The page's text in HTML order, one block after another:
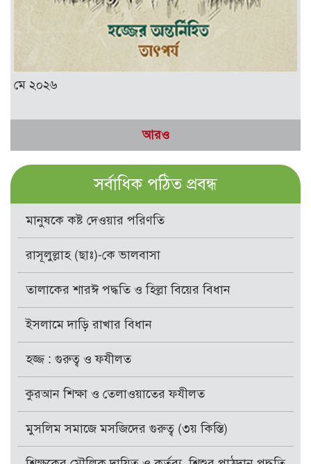
মে ২০২৬
আরও
সর্বাধিক পঠিত প্রবন্ধ
মানুষকে কষ্ট দেওয়ার পরিণতি
রাসূলুল্লাহ (ছাঃ)-কে ভালবাসা
তালাকের শারঈ পদ্ধতি ও হিল্লা বিয়ের বিধান
ইসলামে দাড়ি রাখার বিধান
হজ্জ : গুরুত্ব ও ফযীলত
কুরআন শিক্ষা ও তেলাওয়াতের ফযীলত
মুসলিম সমাজে মসজিদের গুরুত্ব (৩য় কিস্তি)